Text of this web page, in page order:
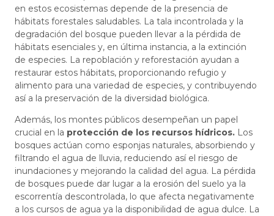
en estos ecosistemas depende de la presencia de
hábitats forestales saludables. La tala incontrolada y la
degradación del bosque pueden llevar a la pérdida de
hábitats esenciales y, en última instancia, a la extinción
de especies. La repoblación y reforestación ayudan a
restaurar estos hábitats, proporcionando refugio y
alimento para una variedad de especies, y contribuyendo
así a la preservación de la diversidad biológica.
Además, los montes públicos desempeñan un papel
crucial en la protección de los recursos hídricos. Los
bosques actúan como esponjas naturales, absorbiendo y
filtrando el agua de lluvia, reduciendo así el riesgo de
inundaciones y mejorando la calidad del agua. La pérdida
de bosques puede dar lugar a la erosión del suelo ya la
escorrentía descontrolada, lo que afecta negativamente
a los cursos de agua ya la disponibilidad de agua dulce. La